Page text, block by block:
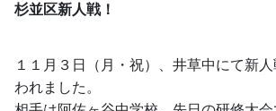
杉並区新人戦！
１１月３日（月・祝）、井草中にて新
われました。